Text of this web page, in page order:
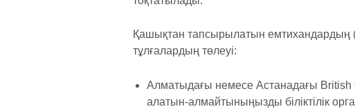
Қашықтан тапсырылатын емтихандардың
тұлғалардың төлеуі:
Алматыдағы немесе Астанадағы
алатын-алмайтыныңызды біліктілік